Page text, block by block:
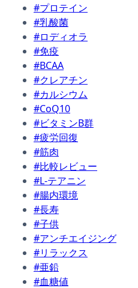
#プロテイン
#乳酸菌
#ロディオラ
#免疫
#BCAA
#クレアチン
#カルシウム
#CoQ10
#ビタミンB群
#疲労回復
#筋肉
#比較レビュー
#L-テアニン
#腸内環境
#長寿
#子供
#アンチエイジング
#リラックス
#亜鉛
#血糖値